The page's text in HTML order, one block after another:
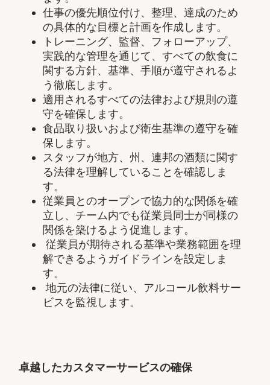
仕事の優先順位付け、整理、達成のため
の具体的な目標と計画を作成します。
トレーニング、監督、フォローアップ、
実践的な管理を通じて、すべての飲食に
関する方針、基準、手順が遵守されるよ
う徹底します。
適用されるすべての法律および規則の遵
守を確保します。
食品取り扱いおよび衛生基準の遵守を確
保します。
スタッフが地方、州、連邦の酒類に関す
る法律を理解していることを確認しま
す。
従業員とのオープンで協力的な関係を確
立し、チーム内でも従業員同士が同様の
関係を築けるよう促進します。
従業員が期待される基準や業務範囲を理
解できるようガイドラインを設定しま
す。
地元の法律に従い、アルコール飲料サー
ビスを監視します。
卓越したカスタマーサービスの確保